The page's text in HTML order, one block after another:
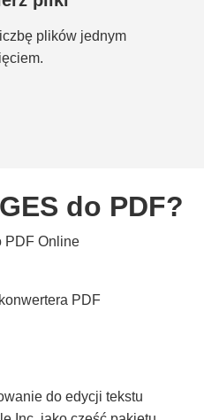
plików jednym
do PDF?
PDF Online
do edycji tekstu